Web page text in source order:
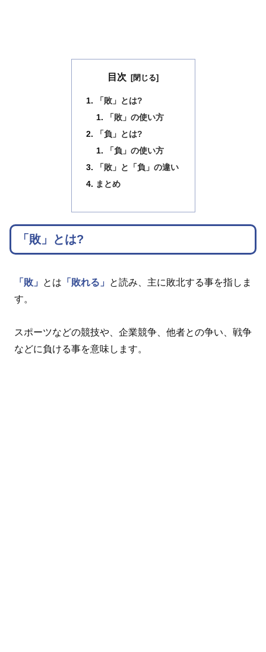
目次
「敗」とは?
「敗」の使い方
「負」とは?
「負」の使い方
「敗」と「負」の違い
まとめ
「敗」とは?
「敗」 とは 「敗れる」
と読み、主に敗北する事を指しま
す。
スポーツなどの競技や、企業競争、他者との争い、戦争
などに負ける事を意味します。